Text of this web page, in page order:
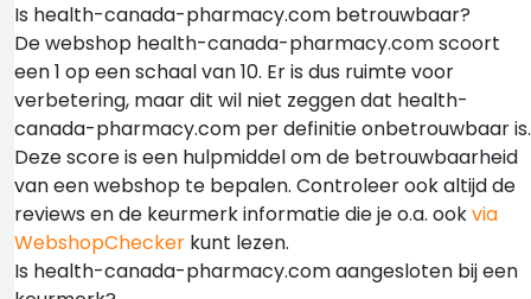
Is health-canada-pharmacy.com betrouwbaar?
De webshop health-canada-pharmacy.com scoort
een 1 op een schaal van 10. Er is dus ruimte voor
verbetering, maar dit wil niet zeggen dat health-
canada-pharmacy.com per definitie onbetrouwbaar is.
Deze score is een hulpmiddel om de betrouwbaarheid
van een webshop te bepalen. Controleer ook altijd de
reviews en de keurmerk informatie die je o.a. ookvia
WebshopChecker kunt lezen.
Is health-canada-pharmacy.com aangesloten bij een